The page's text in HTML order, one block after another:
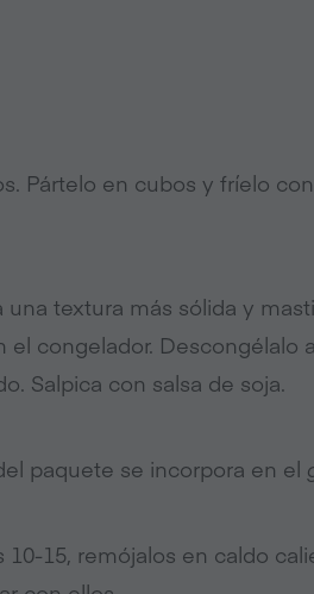
Pártelo en cubos y fríelo
textura más sólida y
congelador. Descongélalo
Salpica con salsa de soja.
paquete se incorpora en el
10-15, remójalos en caldo